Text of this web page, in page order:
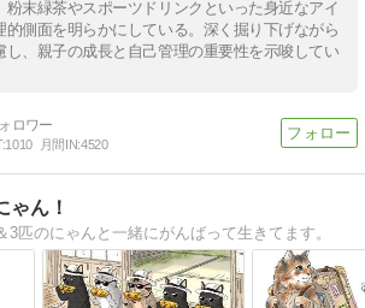
粉末緑茶やスポーツドリンクといった身近なアイ
的側面を明らかにしている。深く掘り下げながら
し、親子の成長と自己管理の重要性を示唆してい
1010 月間IN:4520
ゃん！
3匹のにゃんと一緒にがんばって生きてます。